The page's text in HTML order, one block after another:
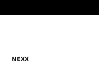
NEXX